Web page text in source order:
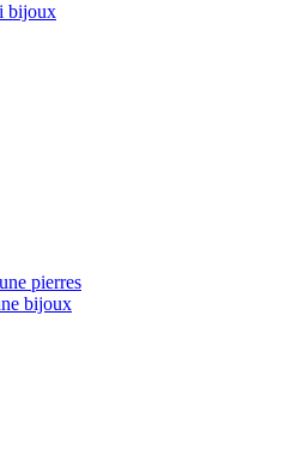
bijoux
pierres
bijoux